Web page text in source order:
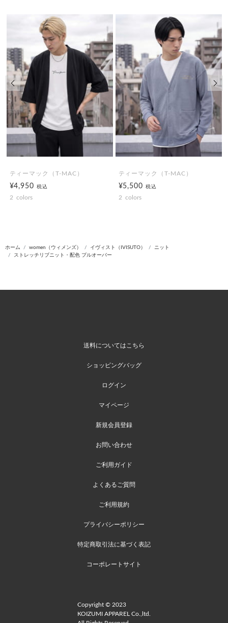
ティーマック（T-MAC）
¥4,950税込
2 colors
ティーマック（T-MAC）
¥5,500税込
2 colors
前の画像 次
ホーム women（ウィメンズ） イヴィスト（IVISUTO）
ニット
ストレッチリブニット・配色 プルオーバー
送料についてはこちら
ショッピングバッグ
ログイン
マイページ
新規会員登録
お問い合わせ
ご利用ガイド
よくあるご質問
ご利用規約
プライバシーポリシー
特定商取引法に基づく表記
コーポレートサイト
Copyright © 2023
KOIZUMI APPAREL Co.,ltd.